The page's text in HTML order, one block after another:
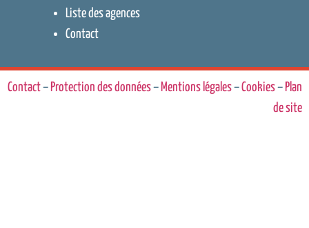
Liste des agences
Contact
Contact– Protection des données– Mentions légales–Cookies– Plan
de site